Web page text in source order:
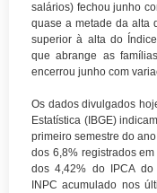
salários) fechou junho
quase a metade da alta
superior à alta do
que abrange as
encerrou junho com
Os dados divulgados
Estatística (IBGE)
primeiro semestre do
dos 6,8% registrados
dos 4,42% do IPCA do
INPC acumulado nos